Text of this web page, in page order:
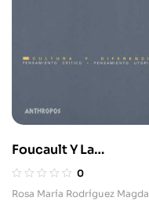
Foucault Y La
Genealogía (2A.Ed) De
Los Sexos
0
Rosa María Rodríguez Magda